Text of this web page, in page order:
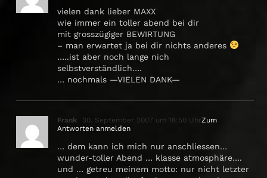
vielen dank lieber MAXX
wie immer ein toller abend bei dir
mit grosszügiger BEWIRTUNG
– man erwartet ja bei dir nichts anderes
…..ist aber noch lange nich
selbstverständlich….
… nochmals —VIELEN DANK—
Frank 30. September 2007 um 16:50 UhrZum
Antworten anmelden
… dem kann ich mich nur anschliessen…
wunder-toller Abend … klasse atmosphäre….
und … getreu meinem motto: nur nicht letzter